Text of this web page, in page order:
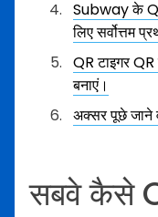
Subway के
लिए सर्वोत्तम
QR टाइगर
बनाएं।
अक्सर पूछे जाने
सबवे कैसे